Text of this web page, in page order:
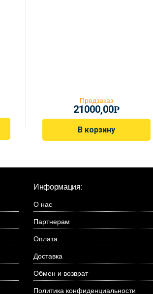
Предзаказ
21000,00Р
В корзину
Информация:
О нас
Партнерам
Оплата
Доставка
Обмен и возврат
Политика конфиденциальности